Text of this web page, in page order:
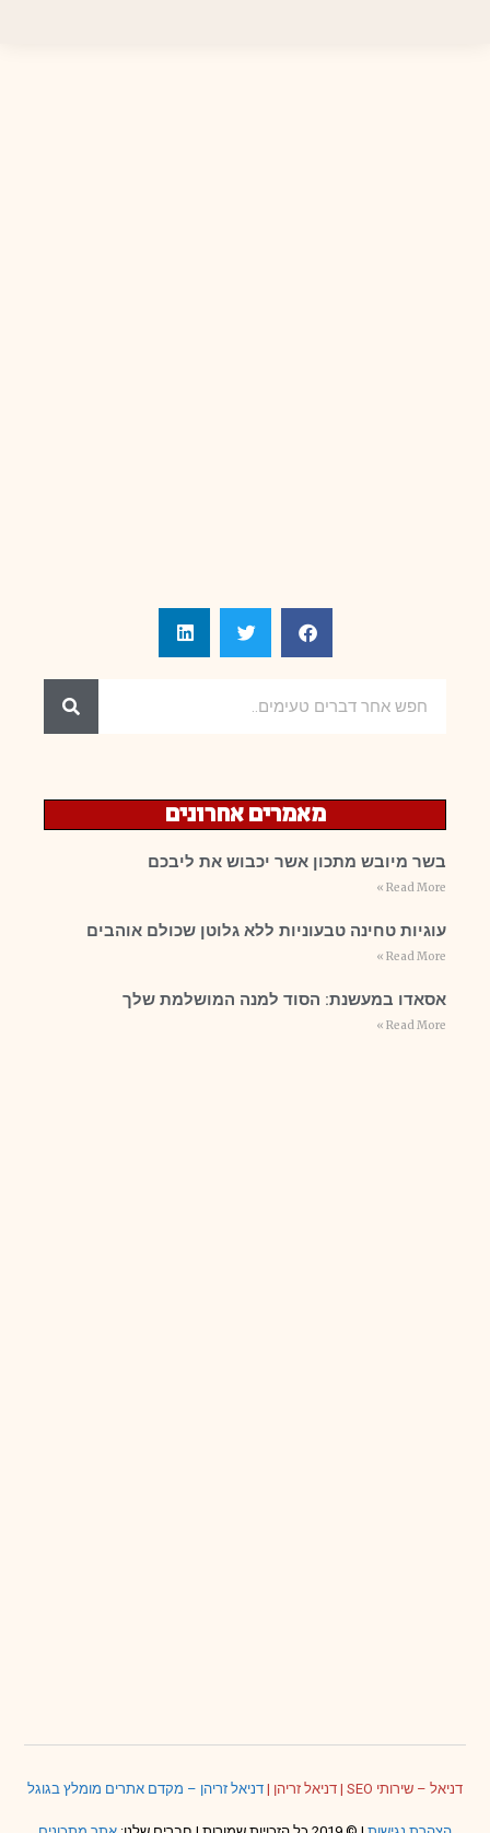
מאמרים אחרונים
בשר מיובש מתכון אשר יכבוש את ליבכם
Read More »
עוגיות טחינה טבעוניות ללא גלוטן שכולם אוהבים
Read More »
אסאדו במעשנת: הסוד למנה המושלמת שלך
Read More »
דניאל – שירותי SEO | דניאל זריהן | דניאל זריהן – מקדם אתרים מומלץ בגוגל